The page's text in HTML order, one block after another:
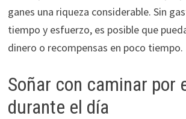
ganes una riqueza considerable. Sin
tiempo y esfuerzo, es posible que
dinero o recompensas en poco tiempo.
Soñar con caminar por
durante el día